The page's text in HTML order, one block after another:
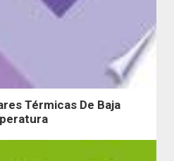
Térmicas De Baja